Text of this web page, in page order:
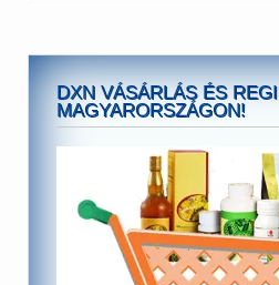
DXN VÁSÁRLÁS ÉS
MAGYARORSZÁGON!